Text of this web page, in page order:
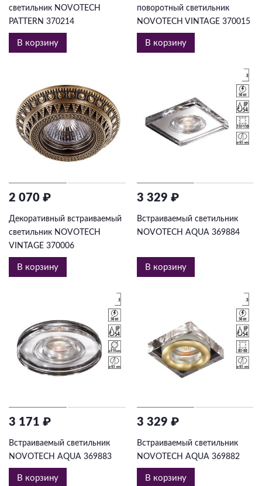
светильник NOVOTECH
PATTERN 370214
В корзину
поворотный светильник
NOVOTECH VINTAGE 370015
В корзину
2 070 ₽
Декоративный встраиваемый
светильник NOVOTECH
VINTAGE 370006
В корзину
3 329 ₽
Встраиваемый светильник
NOVOTECH AQUA 369884
В корзину
3 171 ₽
Встраиваемый светильник
NOVOTECH AQUA 369883
В корзину
3 329 ₽
Встраиваемый светильник
NOVOTECH AQUA 369882
В корзину